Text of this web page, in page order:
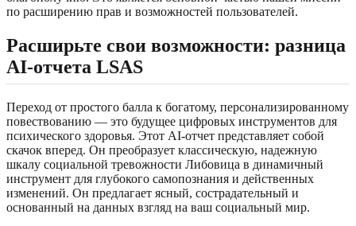
по расширению прав и возможностей пользователей.
Расширьте свои возможности: разница
AI-отчета LSAS
Переход от простого балла к богатому, персонализированному
повествованию — это будущее цифровых инструментов для
психического здоровья. Этот AI-отчет представляет собой
скачок вперед. Он преобразует классическую, надежную
шкалу социальной тревожности Либовица в динамичный
инструмент для глубокого самопознания и действенных
изменений. Он предлагает ясный, сострадательный и
основанный на данных взгляд на ваш социальный мир.